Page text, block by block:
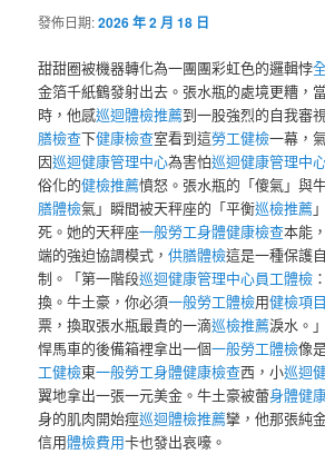
發佈日期:2026 年 2 月 18 日
甜甜圈被機器轉化為一團團彩虹色的邏輯悖
金箔千紙鶴發射出去。張水瓶的處境更糟，
時，他感巡迴體檢推薦到一股強烈的自我審
膳檢查下健康檢查室看到這勞工健檢一幕，
因巡迴健康管理中心為害怕巡迴健康管理中
俗化的健檢推薦憤怒。張水瓶的「傻氣」與
膳體檢氣」瞬間被天秤座的「平衡巡檢推薦
死。她的天秤座一般勞工身體健康檢查本能
端的強迫協調模式，供膳體檢這是一種保護
制。「第一階段巡迴健康管理中心員工體檢
換。牛土豪，你必須一般勞工體檢用健檢項
票，換取張水瓶最貴的一滴巡檢推薦淚水。
悍馬車的後備箱裡拿出一個一般勞工體檢像
工健檢東一般勞工身體健康檢查西，小巡迴
翼地拿出一張一元美金。牛土豪被蕾身體健
身的肌肉開始痙巡迴體檢推薦攣，他那張純
信用體檢費用卡也發出哀嚎。